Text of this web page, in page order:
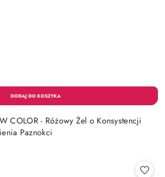
COLOR - Różowy Żel o Konsystencji
Paznokci